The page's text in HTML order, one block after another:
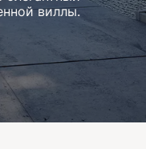
виллы.